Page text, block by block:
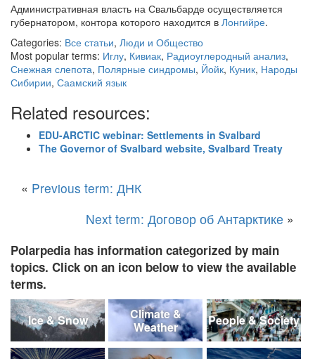
Административная власть на Свальбарде осуществляется
губернатором, контора которого находится в Лонгийре.
Categories: Все статьи, Люди и Общество
Most popular terms: Иглу, Кивиак, Радиоуглеродный анализ,
Снежная слепота, Полярные синдромы, Йойк, Куник, Народы
Сибирии, Саамский язык
Related resources:
EDU-ARCTIC webinar: Settlements in Svalbard
The Governor of Svalbard website, Svalbard Treaty
« Previous term: ДНК
Next term: Договор об Антарктике »
Polarpedia has information categorized by main
topics. Click on an icon below to view the available
terms.
Ice & Snow
Climate &
Weather
People & Society